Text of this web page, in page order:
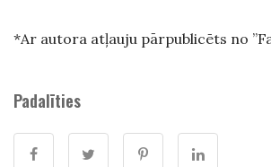
*Ar autora atļauju pārpublicēts no
Padalīties